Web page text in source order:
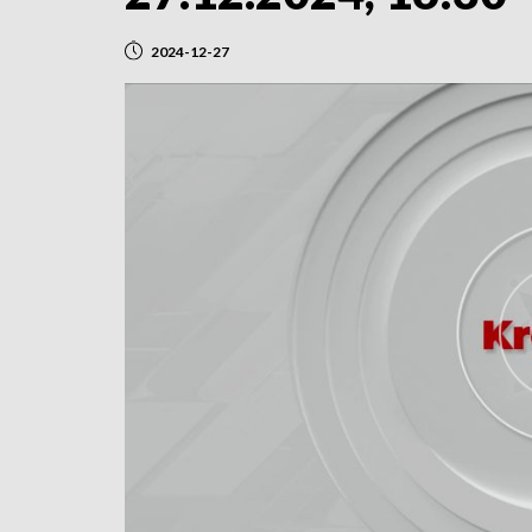
2024-12-27